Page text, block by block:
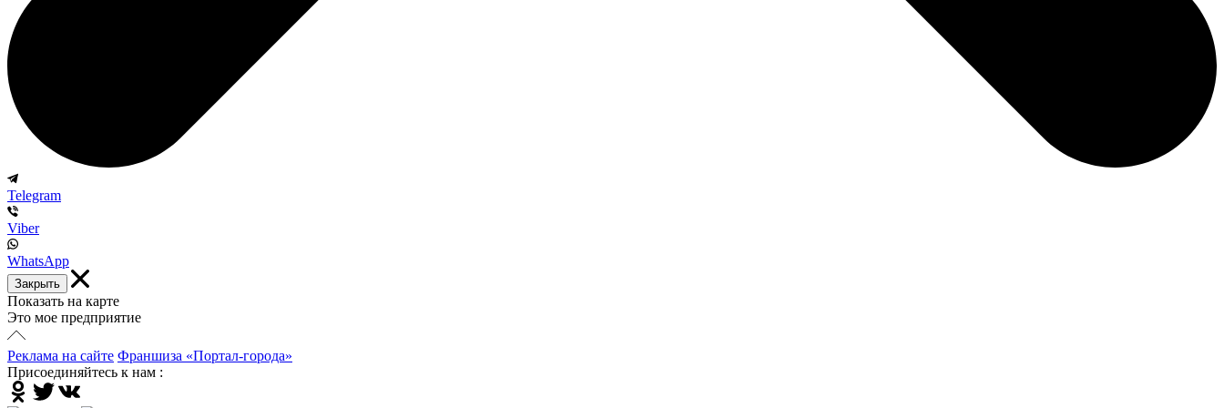
Telegram
Viber
WhatsApp
Закрыть
Показать на карте
Это мое предприятие
Реклама на сайте Франшиза «Портал-города»
Присоединяйтесь к нам :